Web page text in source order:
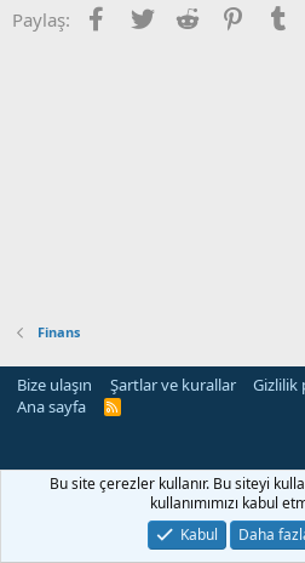
Paylaş: Facebook
Twitter Reddit
Finans
Bize ulaşın Şartlar ve kurallar Gizlilik
Ana sayfa
R
Bu site çerezler kullanır. Bu siteyi
kullanımımızı kabul
Kabul
Daha